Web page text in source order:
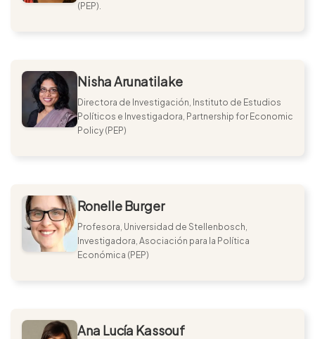
(PEP).
Nisha Arunatilake
Directora de Investigación, Instituto de Estudios
Políticos e Investigadora, Partnership for Economic
Policy (PEP)
Ronelle Burger
Profesora, Universidad de Stellenbosch,
Investigadora, Asociación para la Política
Económica (PEP)
Ana Lucía Kassouf